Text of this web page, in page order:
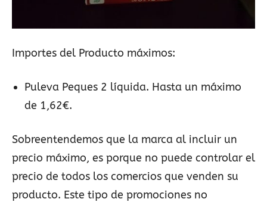
Importes del Producto máximos:
Puleva Peques 2 líquida. Hasta un máximo
de 1,62€.
Sobreentendemos que la marca al incluir un
precio máximo, es porque no puede controlar el
precio de todos los comercios que venden su
producto. Este tipo de promociones no